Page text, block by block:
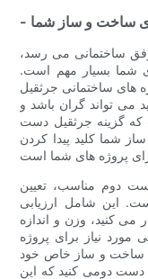
ساخت و ساز شما
ساختمانی می رسد،
شما بسیار مهم است.
های ساختمانی جرثقیل
می تواند گران باشد و
گزینه جرثقیل دست
شما کلید پیدا کردن
دوم مناسب، تعیین
این شامل ارزیابی
می کنید، وزن و اندازه
مورد نیاز برای پروژه
ساخت و ساز خاص خود
دست دومی کنید که این